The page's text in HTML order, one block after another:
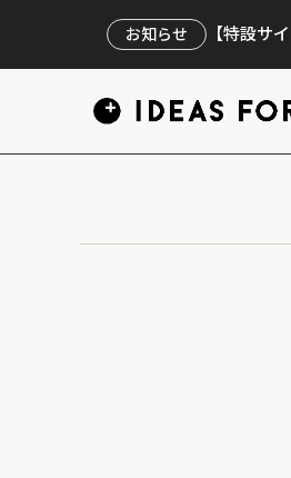
お知らせ 【特設サ